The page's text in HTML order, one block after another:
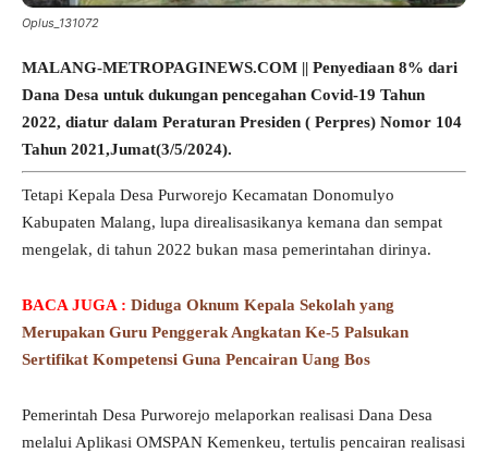
Oplus_131072
MALANG-METROPAGINEWS.COM || Penyediaan 8% dari
Dana Desa untuk dukungan pencegahan Covid-19 Tahun
2022, diatur dalam Peraturan Presiden ( Perpres) Nomor 104
Tahun 2021,Jumat(3/5/2024).
Tetapi Kepala Desa Purworejo Kecamatan Donomulyo
Kabupaten Malang, lupa direalisasikanya kemana dan sempat
mengelak, di tahun 2022 bukan masa pemerintahan dirinya.
BACA JUGA : Diduga Oknum Kepala Sekolah yang
Merupakan Guru Penggerak Angkatan Ke-5 Palsukan
Sertifikat Kompetensi Guna Pencairan Uang Bos
Pemerintah Desa Purworejo melaporkan realisasi Dana Desa
melalui Aplikasi OMSPAN Kemenkeu, tertulis pencairan realisasi